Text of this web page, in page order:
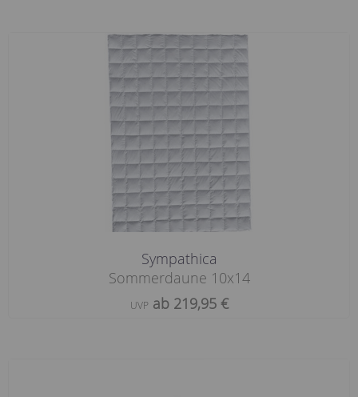
Sympathica
Sommerdaune 10x14
UVPab 219,95 €